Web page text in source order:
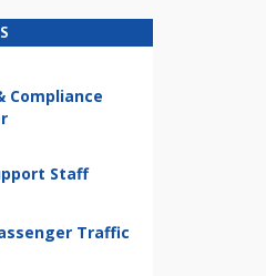
Compliance
Staff
Traffic